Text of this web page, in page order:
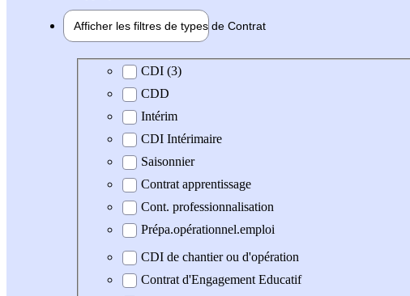
Afficher les filtres de types de Contrat
Type de contrat
CDI (3)
CDD
Intérim
CDI Intérimaire
Saisonnier
Contrat apprentissage
Cont. professionnalisation
Prépa.opérationnel.emploi
CDI de chantier ou d'opération
Contrat d'Engagement Educatif